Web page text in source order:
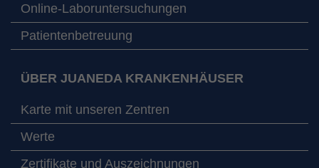
Online-Laboruntersuchungen
Patientenbetreuung
ÜBER JUANEDA KRANKENHÄUSER
Karte mit unseren Zentren
Werte
Zertifikate und Auszeichnungen